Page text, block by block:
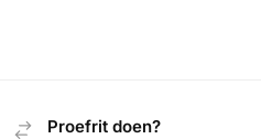
Proefrit doen?